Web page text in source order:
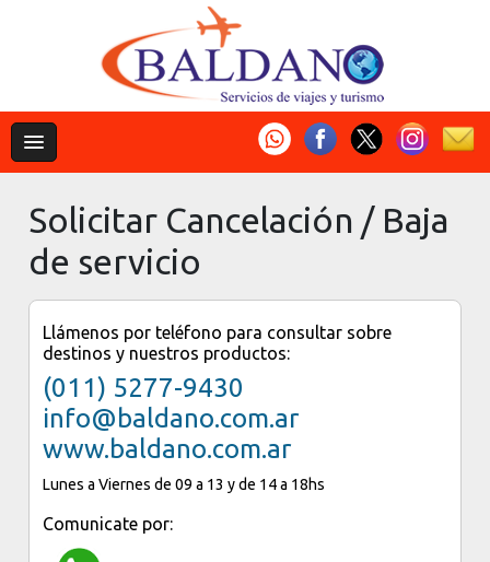
Solicitar Cancelación / Baja
de servicio
Llámenos por teléfono para consultar sobre
destinos y nuestros productos:
(011) 5277-9430
info@baldano.com.ar
www.baldano.com.ar
Lunes a Viernes de 09 a 13 y de 14 a 18hs
Comunicate por: